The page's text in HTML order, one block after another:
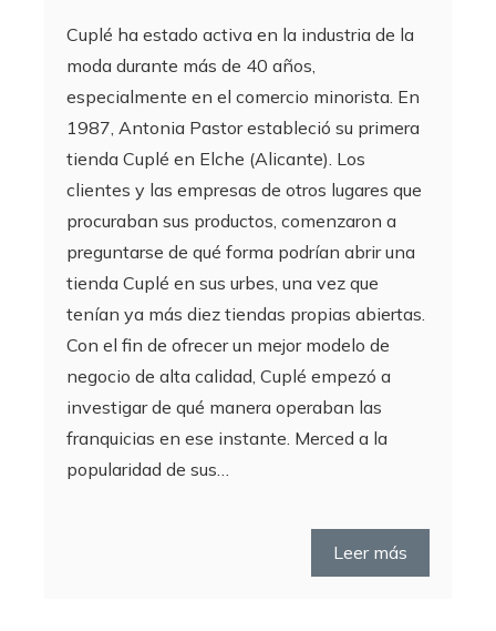
Cuplé ha estado activa en la industria de la
moda durante más de 40 años,
especialmente en el comercio minorista. En
1987, Antonia Pastor estableció su primera
tienda Cuplé en Elche (Alicante). Los
clientes y las empresas de otros lugares que
procuraban sus productos, comenzaron a
preguntarse de qué forma podrían abrir una
tienda Cuplé en sus urbes, una vez que
tenían ya más diez tiendas propias abiertas.
Con el fin de ofrecer un mejor modelo de
negocio de alta calidad, Cuplé empezó a
investigar de qué manera operaban las
franquicias en ese instante. Merced a la
popularidad de sus…
Leer más